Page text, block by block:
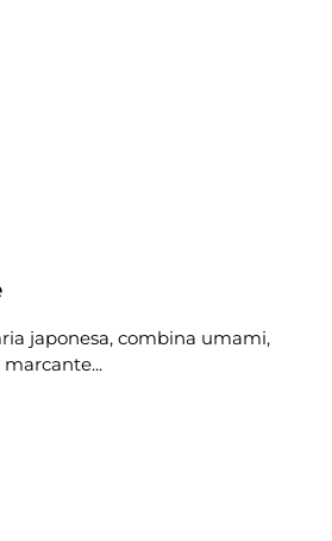
japonesa, combina umami,